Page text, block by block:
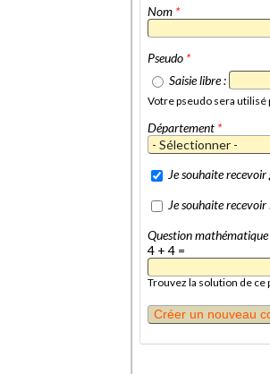
Nom *
Pseudo *
Saisie libre :
Votre pseudo sera
Département *
Je souhaite
Je souhaite
Question mathématique
4 + 4 =
Trouvez la solution de ce